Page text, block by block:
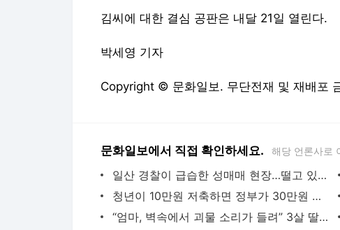
김씨에 대한 결심 공판은 내달 21일 열린다.
박세영 기자
Copyright © 문화일보. 무단전재 및 재배포
문화일보에서 직접 확인하세요. 해당 언론사로
일산 경찰이 급습한 성매매 현장…떨고 있는 남성들
청년이 10만원 저축하면 정부가 30만원 얹어주는 계좌
“엄마, 벽속에서 괴물 소리가 들려” 3살 딸 말에 벽 뜯어보자…